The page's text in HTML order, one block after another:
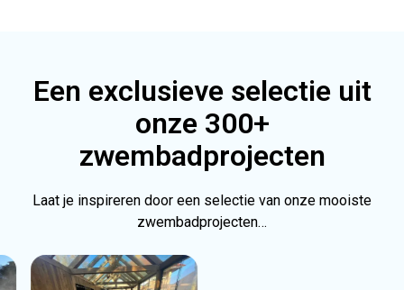
Een exclusieve selectie uit
onze 300+
zwembadprojecten
Laat je inspireren door een selectie van onze mooiste
zwembadprojecten…